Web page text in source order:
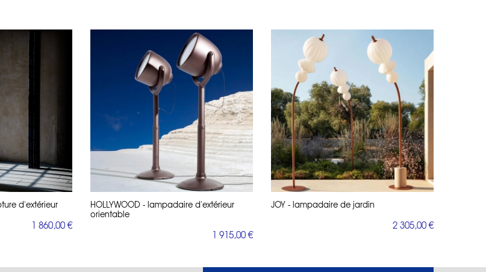
d'extérieur
1 860,00 €
HOLLYWOOD - lampadaire d'extérieur
orientable
1 915,00 €
JOY - lampadaire de jardin
2 305,00 €